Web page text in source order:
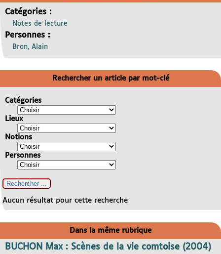
Catégories :
Notes de lecture
Personnes :
Bron, Alain
Rechercher un article par mot-clé
Catégories
Lieux
Notions
Personnes
Aucun résultat pour cette recherche
Dans la même rubrique
BUCHON Max : Scènes de la vie comtoise (2004)